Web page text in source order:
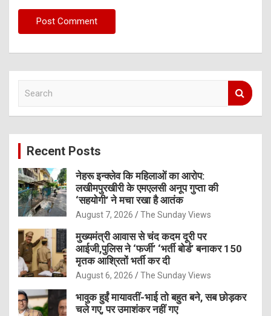
c
Recent Posts
नेहरू इन्क्लेव कि महिलाओं का आरोप:
लखीमपुरखीरी के एमएलसी अनूप गुप्ता की
‘सहयोगी’ ने मचा रखा है आतंक
August 7, 2026 The Sunday Views
मुख्यमंत्री आवास से चंद कदम दूरी पर
आईजी,पुलिस ने ‘फर्जी’ ‘भर्ती बोर्ड’ बनाकर 150
मृतक आश्रितों भर्ती कर दी
August 6, 2026 The Sunday Views
भावुक हुईं मायावतीं-भाई तो बहुत बने, सब छोड़कर
चले गए, पर उमाशंकर नहीं गए